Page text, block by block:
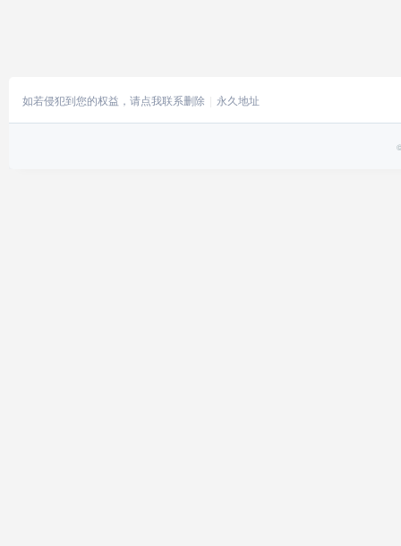
如若侵犯到您的权益，请点我联系删除 永久地址